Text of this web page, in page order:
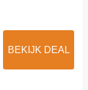
BEKIJK DEAL